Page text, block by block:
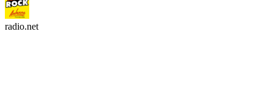
radio.net